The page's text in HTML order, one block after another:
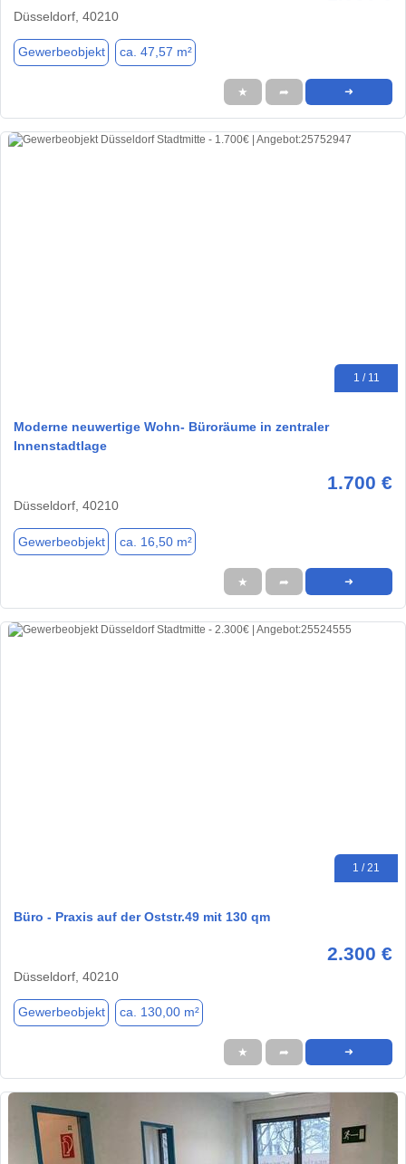
Düsseldorf, 40210
Gewerbeobjekt ca. 47,57 m²
★ ➦ ➜
1 / 11
Moderne neuwertige Wohn- Büroräume in zentraler
Innenstadtlage
1.700 €
Düsseldorf, 40210
Gewerbeobjekt ca. 16,50 m²
★ ➦ ➜
1 / 21
Büro - Praxis auf der Oststr.49 mit 130 qm
2.300 €
Düsseldorf, 40210
Gewerbeobjekt ca. 130,00 m²
★ ➦ ➜